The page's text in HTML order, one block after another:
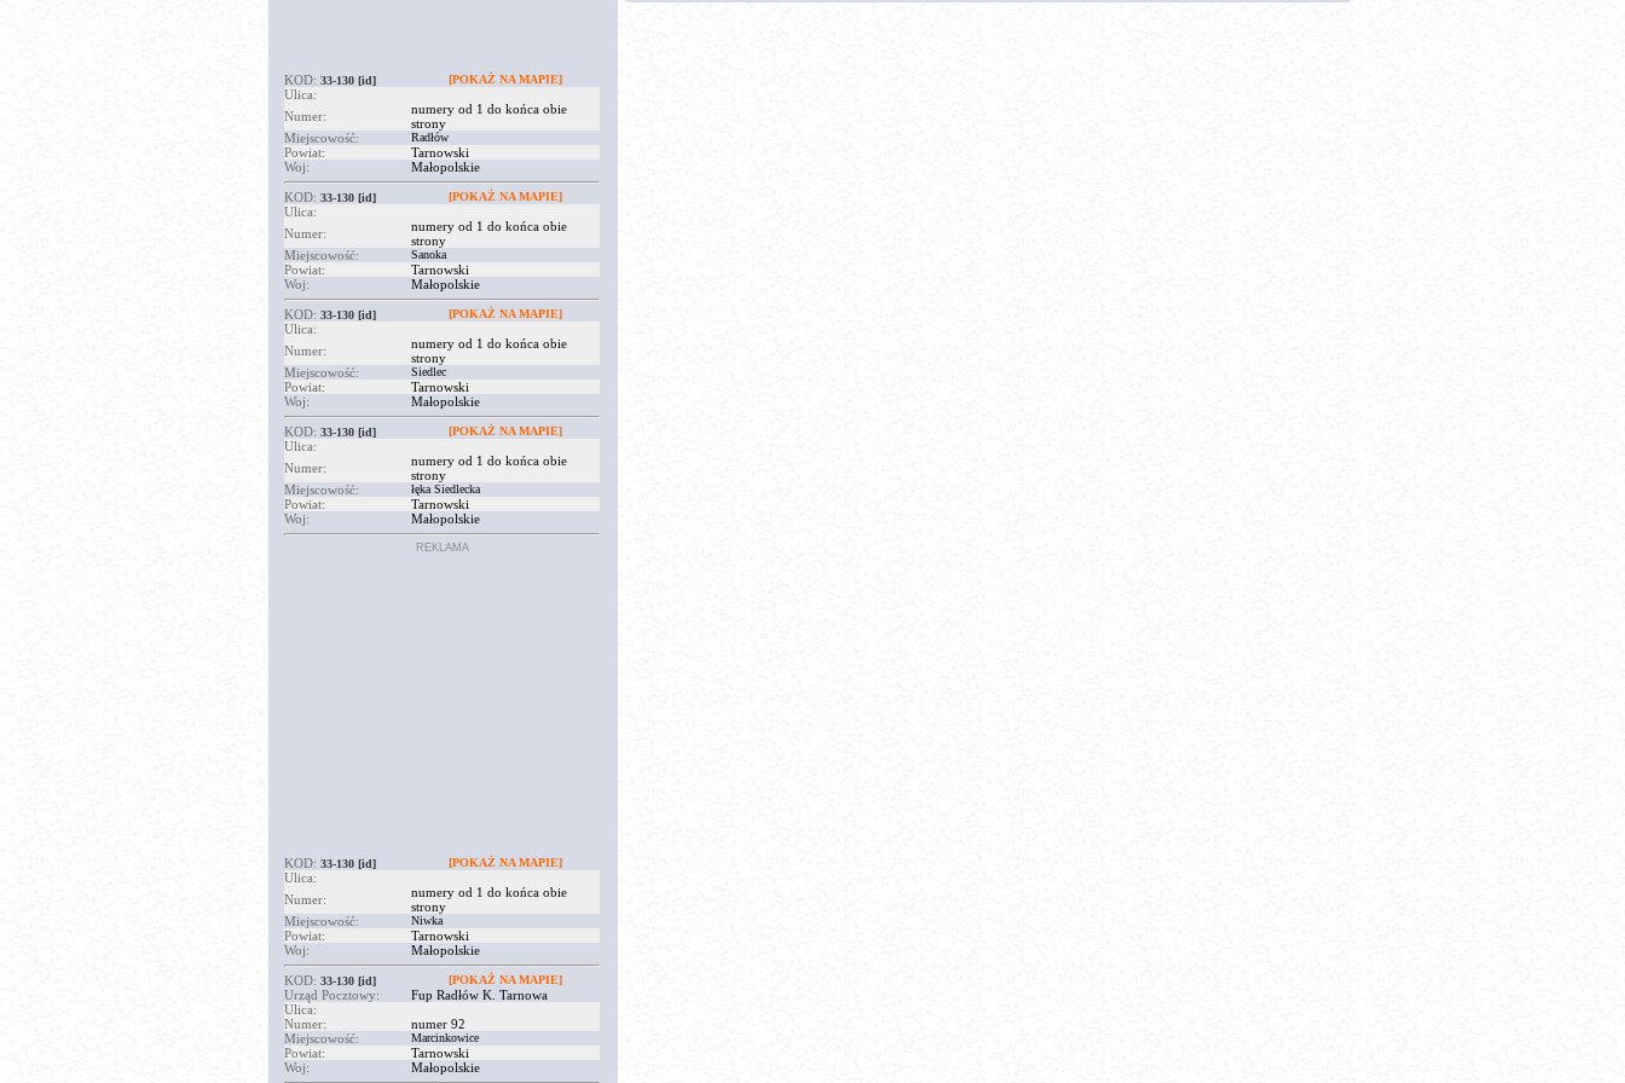
KOD: 33-130 [id] [POKAŻ NA MAPIE]
Ulica:
Numer:
numery od 1 do końca obie
strony
Miejscowość:
Radłów
Powiat:
Tarnowski
Woj:
Małopolskie
KOD: 33-130 [id] [POKAŻ NA MAPIE]
Ulica:
Numer:
numery od 1 do końca obie
strony
Miejscowość:
Sanoka
Powiat:
Tarnowski
Woj:
Małopolskie
KOD: 33-130 [id] [POKAŻ NA MAPIE]
Ulica:
Numer:
numery od 1 do końca obie
strony
Miejscowość:
Siedlec
Powiat:
Tarnowski
Woj:
Małopolskie
KOD: 33-130 [id] [POKAŻ NA MAPIE]
Ulica:
Numer:
numery od 1 do końca obie
strony
Miejscowość:
łęka Siedlecka
Powiat:
Tarnowski
Woj:
Małopolskie
REKLAMA
KOD: 33-130 [id] [POKAŻ NA MAPIE]
Ulica:
Numer:
numery od 1 do końca obie
strony
Miejscowość:
Niwka
Powiat:
Tarnowski
Woj:
Małopolskie
KOD: 33-130 [id] [POKAŻ NA MAPIE]
Urząd Pocztowy:
Fup Radłów K. Tarnowa
Ulica:
Numer:
numer 92
Miejscowość:
Marcinkowice
Powiat:
Tarnowski
Woj:
Małopolskie